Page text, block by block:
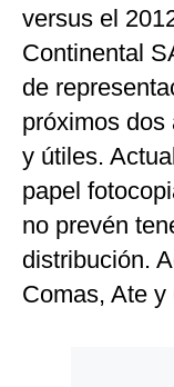
versus el
Continental
de
próximos
y útiles.
papel
no prevén
distribución.
Comas, Ate